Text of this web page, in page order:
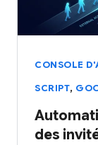
CONSOLE
SCRIPT,
des